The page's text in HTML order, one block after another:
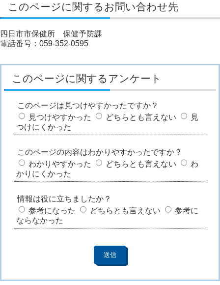
このページに関するお問い合わせ先
四日市市保健所 保健予防課
電話番号：059-352-0595
このページに関するアンケート
このページは見つけやすかったですか？
見つけやすかった
どちらとも言えない
見
つけにくかった
このページの内容はわかりやすかったですか？
わかりやすかった
どちらとも言えない
わ
かりにくかった
情報は役に立ちましたか？
参考になった
どちらとも言えない
参考に
ならなかった